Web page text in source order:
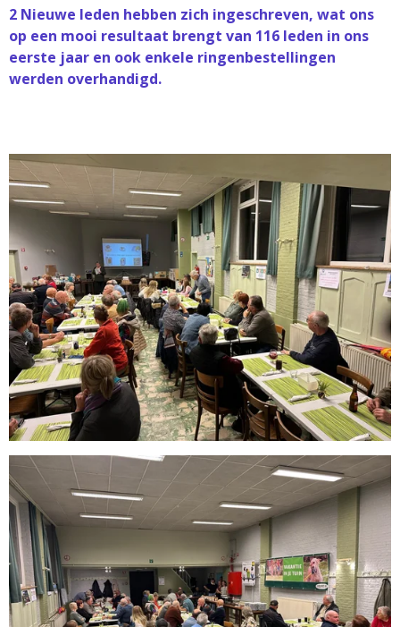
2 Nieuwe leden hebben zich ingeschreven, wat ons
op een mooi resultaat brengt van 116 leden in ons
eerste jaar en ook enkele ringenbestellingen
werden overhandigd.